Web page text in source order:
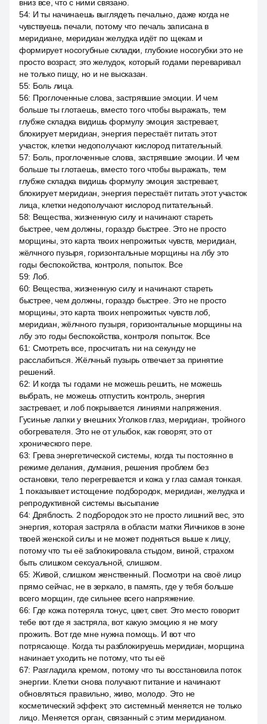
вниз все, что с ними связано.
54: И ты начинаешь выглядеть печально, даже когда не
чувствуешь печали, потому что печаль записана в
меридиане, меридиан желудка идёт по щекам и
формирует носогубные складки, глубокие носогубки это не
просто возраст, это желудок, который годами переваривал
не только пищу, но и не высказан.
55: Боль лица.
56: Проглоченные слова, застрявшие эмоции. И чем
больше ты глотаешь, вместо того чтобы выражать, тем
глубже складка видишь формулу эмоция застревает,
блокирует меридиан, энергия перестаёт питать этот
участок, клетки недополучают кислород питательный.
57: Боль, проглоченные слова, застрявшие эмоции. И чем
больше ты глотаешь, вместо того чтобы выражать, тем
глубже складка видишь формулу эмоция застревает,
блокирует меридиан, энергия перестаёт питать этот участок
лица, клетки недополучают кислород питательный.
58: Вещества, жизненную силу и начинают стареть
быстрее, чем должны, гораздо быстрее. Это не просто
морщины, это карта твоих непрожитых чувств, меридиан,
жёлчного пузыря, горизонтальные морщины на лбу это
годы беспокойства, контроля, попыток. Все
59: Лоб.
60: Вещества, жизненную силу и начинают стареть
быстрее, чем должны, гораздо быстрее. Это не просто
морщины, это карта твоих непрожитых чувств лоб,
меридиан, жёлчного пузыря, горизонтальные морщины на
лбу это годы беспокойства, контроля попыток. Все
61: Смотреть все, просчитать ни на секунду не
расслабиться. Жёлчный пузырь отвечает за принятие
решений.
62: И когда ты годами не можешь решить, не можешь
выбрать, не можешь отпустить контроль, энергия
застревает, и лоб покрывается линиями напряжения.
Гусиные лапки у внешних Уголков глаз, меридиан, тройного
обогревателя. Это не от улыбок, как говорят, это от
хронического пере.
63: Грева энергетической системы, когда ты постоянно в
режиме делания, думания, решения проблем без
остановки, тело перегревается и кожа у глаз самая тонкая.
1 показывает истощение подбородок, меридиан, желудка и
репродуктивной системы высыпание
64: Дряблость. 2 подбородок это не просто лишний вес, это
энергия, которая застряла в области матки Яичников в зоне
твоей женской силы и не может подняться выше к лицу,
потому что ты её заблокировала стыдом, виной, страхом
быть слишком сексуальной, слишком.
65: Живой, слишком женственный. Посмотри на своё лицо
прямо сейчас, не в зеркало, в память, где у тебя больше
всего морщин, где сильнее всего напряжение.
66: Где кожа потеряла тонус, цвет, свет. Это место говорит
тебе вот где я застряла, вот какую эмоцию я не могу
прожить. Вот где мне нужна помощь. И вот что
потрясающе. Когда ты разблокируешь меридиан, морщина
начинает уходить не потому, что ты её
67: Разгладила кремом, потому что ты восстановила поток
энергии. Клетки снова получают питание и начинают
обновляться правильно, живо, молодо. Это не
косметический эффект, это системный меняется не только
лицо. Меняется орган, связанный с этим меридианом.